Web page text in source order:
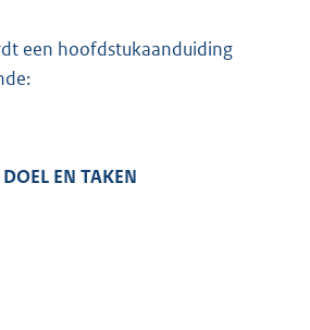
een hoofdstukaanduiding
EN TAKEN